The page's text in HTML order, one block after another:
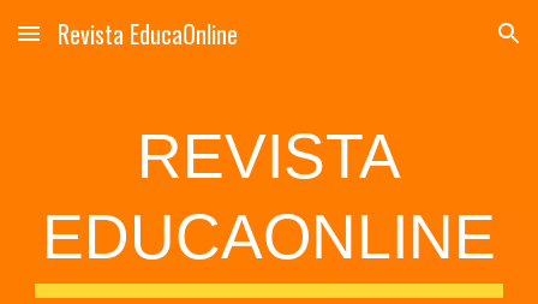
Skip to main content Skip to navigation
Revista EducaOnline
REVISTA
EDUCAONLINE